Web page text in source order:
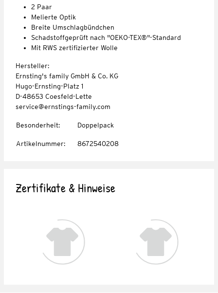
2 Paar
Melierte Optik
Breite Umschlagbündchen
Schadstoffgeprüft nach "OEKO-TEX®"-Standard
Mit RWS zertifizierter Wolle
Hersteller:
Ernsting's family GmbH & Co. KG
Hugo-Ernsting-Platz 1
D-48653 Coesfeld-Lette
service@ernstings-family.com
Besonderheit: Doppelpack
Artikelnummer: 8672540208
Zertifikate & Hinweise